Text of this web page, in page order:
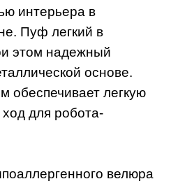
интерьера в
Пуф легкий в
этом надежный
основе.
обеспечивает легкую
для робота-
велюра